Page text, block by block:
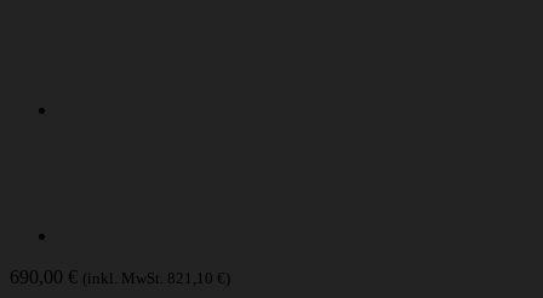
690,00 € (inkl. MwSt. 821,10 € )